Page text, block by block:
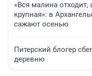
«Вся малина
крупная»: в
сажают осенью
Питерский блогер
деревню